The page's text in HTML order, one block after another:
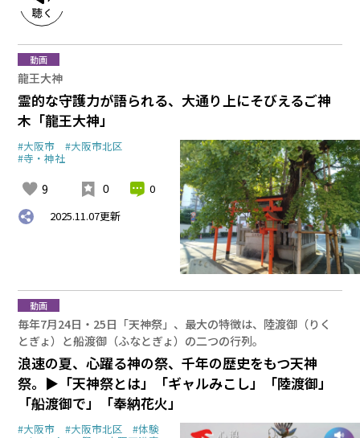
龍王大神
霊的な守護力が語られる、大通り上にそびえるご神
木「龍王大神」
#大阪市 #大阪市北区
#寺・神社
9 0
0
2025.11.07更新
動画
毎年7月24日・25日「天神祭」、最大の特徴は、陸渡御（りく
とぎょ）と船渡御（ふなとぎょ）の二つの行列。
浪速の夏、心躍る神の祭、千年の歴史をもつ天神
祭。▶「天神祭とは」「ギャルみこし」「陸渡御」
「船渡御で」「奉納花火」
#大阪市 #大阪市北区 #体験
動画